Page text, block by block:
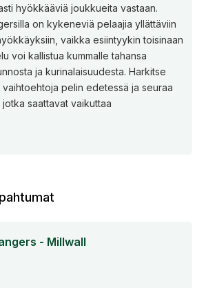
hyökkääviä joukkueita vastaan.
on kykeneviä pelaajia yllättäviin
vaikka esiintyykin toisinaan
voi kallistua kummalle tahansa
ja kurinalaisuudesta. Harkitse
pelin edetessä ja seuraa
saattavat vaikuttaa
- Millwall